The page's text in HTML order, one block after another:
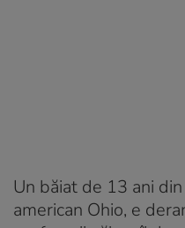
Un băiat de 13 ani
american Ohio, e